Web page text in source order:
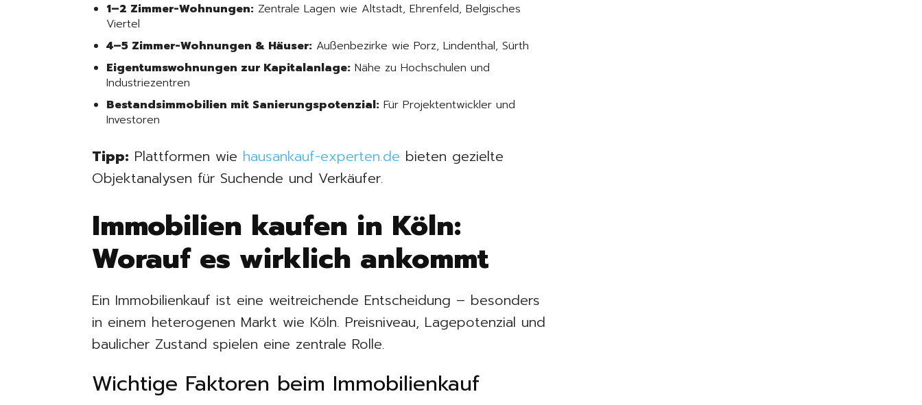
1–2 Zimmer-Wohnungen: Zentrale Lagen wie Altstadt, Ehrenfeld, Belgisches
Viertel
4–5 Zimmer-Wohnungen & Häuser: Außenbezirke wie Porz, Lindenthal, Sürth
Eigentumswohnungen zur Kapitalanlage: Nähe zu Hochschulen und
Industriezentren
Bestandsimmobilien mit Sanierungspotenzial: Für Projektentwickler und
Investoren
Tipp: Plattformen wie hausankauf-experten.de bieten gezielte
Objektanalysen für Suchende und Verkäufer.
Immobilien kaufen in Köln:
Worauf es wirklich ankommt
Ein Immobilienkauf ist eine weitreichende Entscheidung – besonders
in einem heterogenen Markt wie Köln. Preisniveau, Lagepotenzial und
baulicher Zustand spielen eine zentrale Rolle.
Wichtige Faktoren beim Immobilienkauf